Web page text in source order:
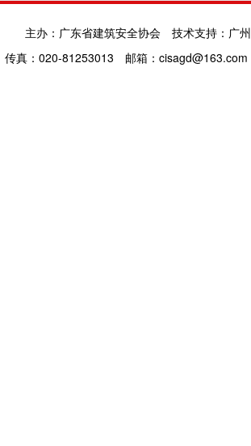
主办：广东省建筑安全协会
技术支持：广
传真：020-81253013
邮箱：cisagd@163.com